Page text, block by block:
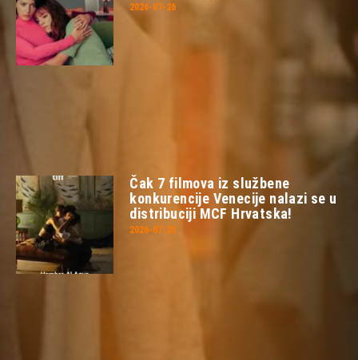
2026-07-26
Čak 7 filmova iz službene
konkurencije Venecije nalazi se u
distribuciji MCF Hrvatska!
2026-07-23